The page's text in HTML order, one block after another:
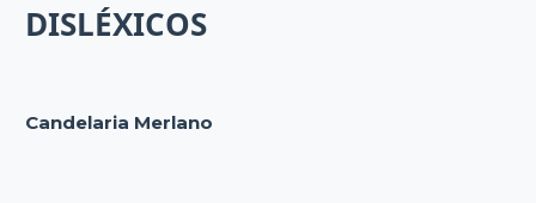
DISLÉXICOS
Candelaria Merlano